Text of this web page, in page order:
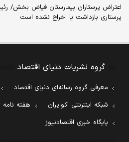
اعتراض پرستاران بیمارستان فیاض بخش/
پرستاری بازداشت یا اخراج نشده است
گروه نشریات دنیای اقتصاد
معرفی گروه رسانه‌ای دنیای اقتصاد
شبکه اینترنتی اکوایران
هفته نامه
پایگاه خبری اقتصادنیوز